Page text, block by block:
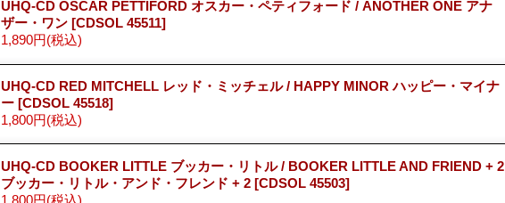
UHQ-CD OSCAR PETTIFORD オスカー・ペティフォード / ANOTHER ONE アナ
ザー・ワン [CDSOL 45511]
1,890円(税込)
UHQ-CD RED MITCHELL レッド・ミッチェル / HAPPY MINOR ハッピー・マイナ
ー [CDSOL 45518]
1,800円(税込)
UHQ-CD BOOKER LITTLE ブッカー・リトル / BOOKER LITTLE AND FRIEND + 2
ブッカー・リトル・アンド・フレンド + 2 [CDSOL 45503]
1,800円(税込)